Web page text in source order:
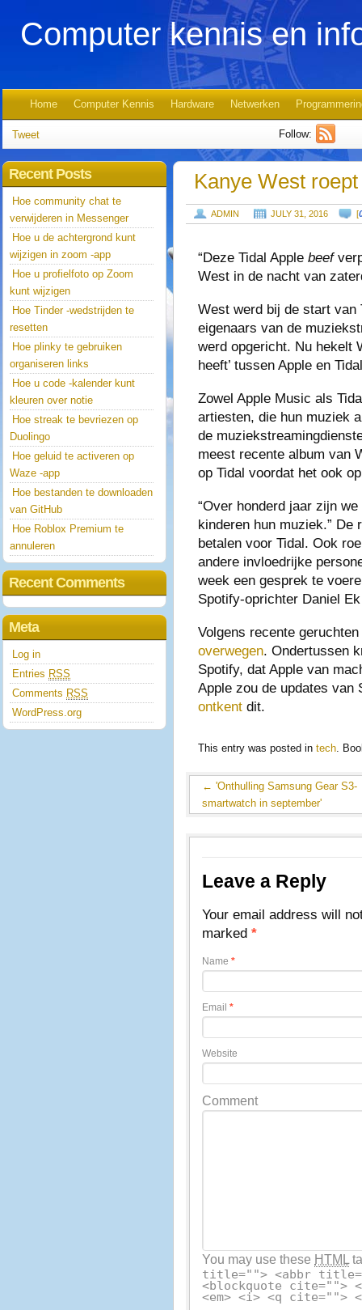
Computer kennis en
Home Computer Kennis Hardware Netwerken
Tweet Follow:
Kanye West
ADMIN JULY 31, 2016 [
“Deze Tidal Applebeef
West in de nacht van
West werd bij de start van
eigenaars van de
werd opgericht. Nu hekelt
heeft’ tussen Apple en
Zowel Apple Music als
artiesten, die hun muziek
de
meest recente album van
op Tidal voordat het ook
“Over honderd jaar zijn
kinderen hun muziek.” De
betalen voor Tidal. Ook
andere invloedrijke
week een gesprek te
Spotify-oprichter Daniel
Volgens recente
overwegen. Ondertussen
Spotify, dat Apple van
Apple zou de updates van
ontkent dit.
This entry was posted intech.
← 'Onthulling Samsung Gear S3-
smartwatch in september'
Leave a Reply
Your email address will
marked*
Name*
Email*
Website
Comment
You may use these HTML
title=""> <abbr
<blockquote cite="">
<em> <i> <q cite="">
Recent Posts
Hoe community chat te
verwijderen in Messenger
Hoe u de achtergrond kunt
wijzigen in zoom -app
Hoe u profielfoto op Zoom
kunt wijzigen
Hoe Tinder -wedstrijden te
resetten
Hoe plinky te gebruiken
organiseren links
Hoe u code -kalender kunt
kleuren over notie
Hoe streak te bevriezen op
Duolingo
Hoe geluid te activeren op
Waze -app
Hoe bestanden te downloaden
van GitHub
Hoe Roblox Premium te
annuleren
Recent Comments
Meta
Log in
Entries RSS
Comments RSS
WordPress.org